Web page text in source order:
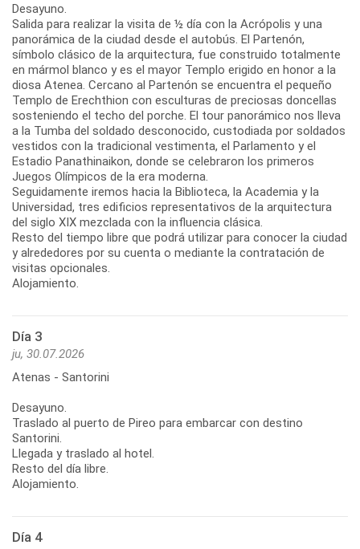
Desayuno.
Salida para realizar la visita de ½ día con la Acrópolis y una
panorámica de la ciudad desde el autobús. El Partenón,
símbolo clásico de la arquitectura, fue construido totalmente
en mármol blanco y es el mayor Templo erigido en honor a la
diosa Atenea. Cercano al Partenón se encuentra el pequeño
Templo de Erechthion con esculturas de preciosas doncellas
sosteniendo el techo del porche. El tour panorámico nos lleva
a la Tumba del soldado desconocido, custodiada por soldados
vestidos con la tradicional vestimenta, el Parlamento y el
Estadio Panathinaikon, donde se celebraron los primeros
Juegos Olímpicos de la era moderna.
Seguidamente iremos hacia la Biblioteca, la Academia y la
Universidad, tres edificios representativos de la arquitectura
del siglo XIX mezclada con la influencia clásica.
Resto del tiempo libre que podrá utilizar para conocer la ciudad
y alrededores por su cuenta o mediante la contratación de
visitas opcionales.
Alojamiento.
Día 3
ju, 30.07.2026
Atenas - Santorini
Desayuno.
Traslado al puerto de Pireo para embarcar con destino
Santorini.
Llegada y traslado al hotel.
Resto del día libre.
Alojamiento.
Día 4